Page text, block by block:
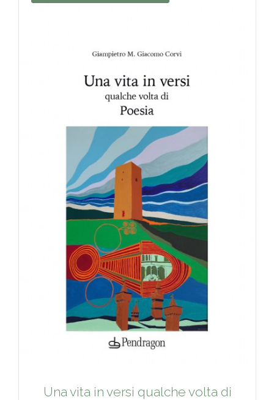
Una vita in versi qualche volta di